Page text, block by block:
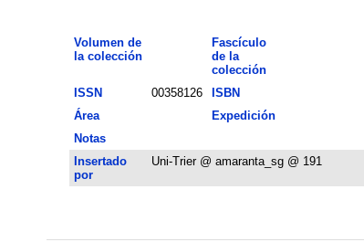
Volumen de
la colección
Fascículo
de la
colección
ISSN 00358126 ISBN
Área
Expedición
Notas
Insertado
por
Uni-Trier @ amaranta_sg @ 191